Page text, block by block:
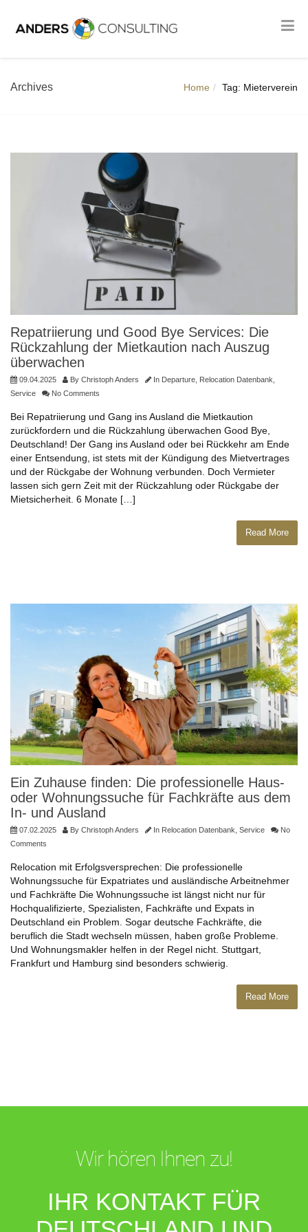
Archives Home Tag: Mieterverein
Repatriierung und Good Bye Services: Die
Rückzahlung der Mietkaution nach Auszug
überwachen
09.04.2025 By Christoph Anders In Departure Relocation Datenbank
Service
No Comments
Bei Repatriierung und Gang ins Ausland die Mietkaution
zurückfordern und die Rückzahlung überwachen Good Bye,
Deutschland! Der Gang ins Ausland oder bei Rückkehr am Ende
einer Entsendung, ist stets mit der Kündigung des Mietvertrages
und der Rückgabe der Wohnung verbunden. Doch Vermieter
lassen sich gern Zeit mit der Rückzahlung oder Rückgabe der
Mietsicherheit. 6 Monate […]
Read More
Ein Zuhause finden: Die professionelle Haus-
oder Wohnungssuche für Fachkräfte aus dem
In- und Ausland
07.02.2025 By Christoph Anders In Relocation Datenbank Service
No
Comments
Relocation mit Erfolgsversprechen: Die professionelle
Wohnungssuche für Expatriates und ausländische Arbeitnehmer
und Fachkräfte Die Wohnungssuche ist längst nicht nur für
Hochqualifizierte, Spezialisten, Fachkräfte und Expats in
Deutschland ein Problem. Sogar deutsche Fachkräfte, die
beruflich die Stadt wechseln müssen, haben große Probleme.
Und Wohnungsmakler helfen in der Regel nicht. Stuttgart,
Frankfurt und Hamburg sind besonders schwierig.
Read More
Wir hören Ihnen zu!
IHR KONTAKT FÜR